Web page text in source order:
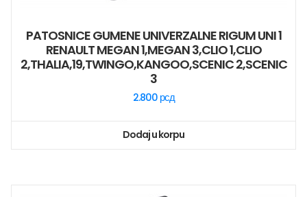
PATOSNICE GUMENE UNIVERZALNE RIGUM UNI 1
RENAULT MEGAN 1,MEGAN 3,CLIO 1,CLIO
2,THALIA,19,TWINGO,KANGOO,SCENIC 2,SCENIC
3
2.800 рсд
Dodaj u korpu